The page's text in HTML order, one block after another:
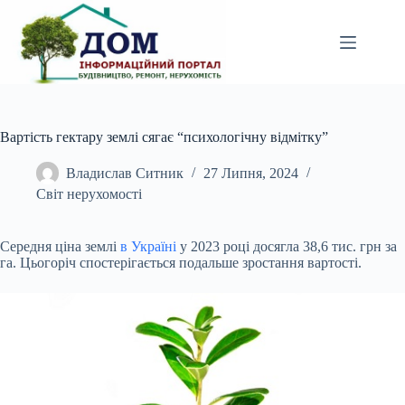
вмісту
Вартість гектару землі сягає “психологічну відмітку”
Владислав Ситник
27 Липня, 2024
Світ нерухомості
Середня ціна землі в Україні у 2023 році досягла 38,6 тис. грн за
га. Цьогоріч спостерігається подальше зростання вартості.